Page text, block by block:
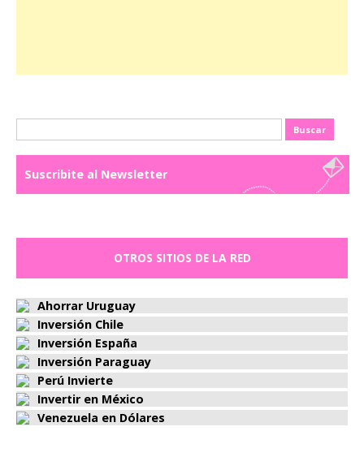
Suscribite al Newsletter
OTROS SITIOS DE LA RED
Ahorrar Uruguay
Inversión Chile
Inversión España
Inversión Paraguay
Perú Invierte
Invertir en México
Venezuela en Dólares